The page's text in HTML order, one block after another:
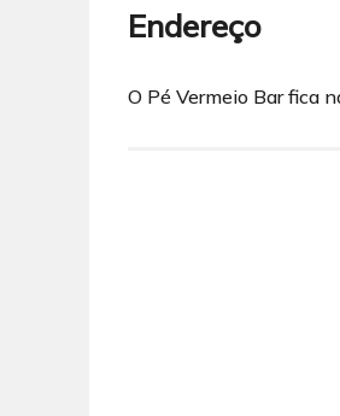
Endereço
O Pé Vermeio Bar fica